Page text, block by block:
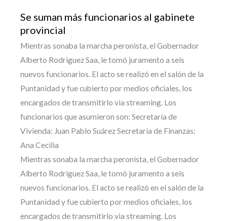
Se suman más funcionarios al gabinete
provincial
Mientras sonaba la marcha peronista, el Gobernador
Alberto Rodriguez Saa, le tomó juramento a seis
nuevos funcionarios. El acto se realizó en el salón de la
Puntanidad y fue cubierto por medios oficiales, los
encargados de transmitirlo via streaming. Los
funcionarios que asumieron son: Secretaría de
Vivienda: Juan Pablo Suárez Secretaría de Finanzas:
Ana Cecilia
Mientras sonaba la marcha peronista, el Gobernador
Alberto Rodriguez Saa, le tomó juramento a seis
nuevos funcionarios. El acto se realizó en el salón de la
Puntanidad y fue cubierto por medios oficiales, los
encargados de transmitirlo via streaming. Los